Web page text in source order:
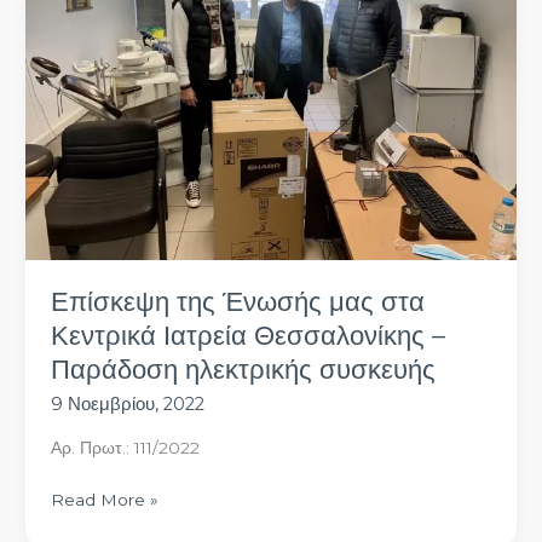
Επίσκεψη της Ένωσής μας στα
Κεντρικά Ιατρεία Θεσσαλονίκης –
Παράδοση ηλεκτρικής συσκευής
9 Νοεμβρίου, 2022
Αρ. Πρωτ.: 111/2022
Ένωσής
στα
Κεντρικά
Ιατρεία
Θεσσαλονίκης
–
Παράδοση
ηλεκτρικής
συσκευής
Read More »